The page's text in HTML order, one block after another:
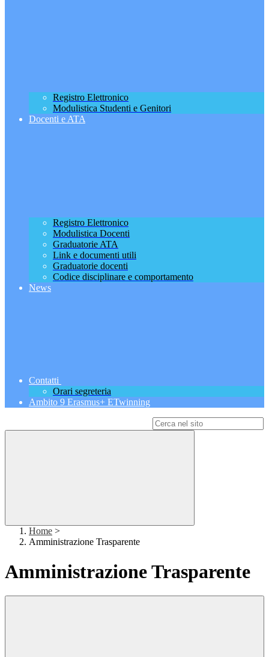
Registro Elettronico
Modulistica Studenti e Genitori
Docenti e ATA
Registro Elettronico
Modulistica Docenti
Graduatorie ATA
Link e documenti utili
Graduatorie docenti
Codice disciplinare e comportamento
News
Contatti
Orari segreteria
Ambito 9 Erasmus+ ETwinning
Home >
Amministrazione Trasparente
Amministrazione Trasparente